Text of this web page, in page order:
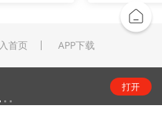
首页 APP下载
非净利却呈“冷暖”两
打开